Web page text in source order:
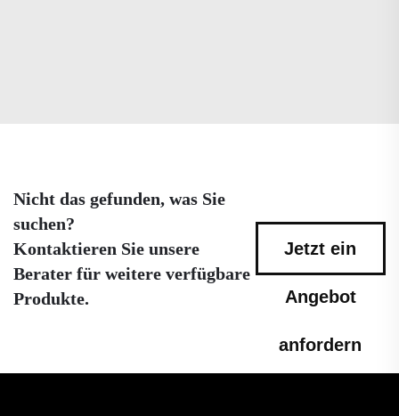
Nicht das gefunden, was Sie
suchen?
Kontaktieren Sie unsere
Berater für weitere verfügbare
Produkte.
Jetzt ein
Angebot
anfordern